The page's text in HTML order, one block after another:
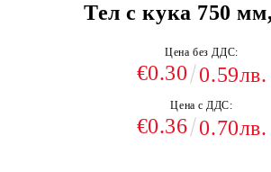
Тел с кука 750
Цена без ДДС:
€0.30 0.59лв.
Цена с ДДС:
€0.36 0.70лв.